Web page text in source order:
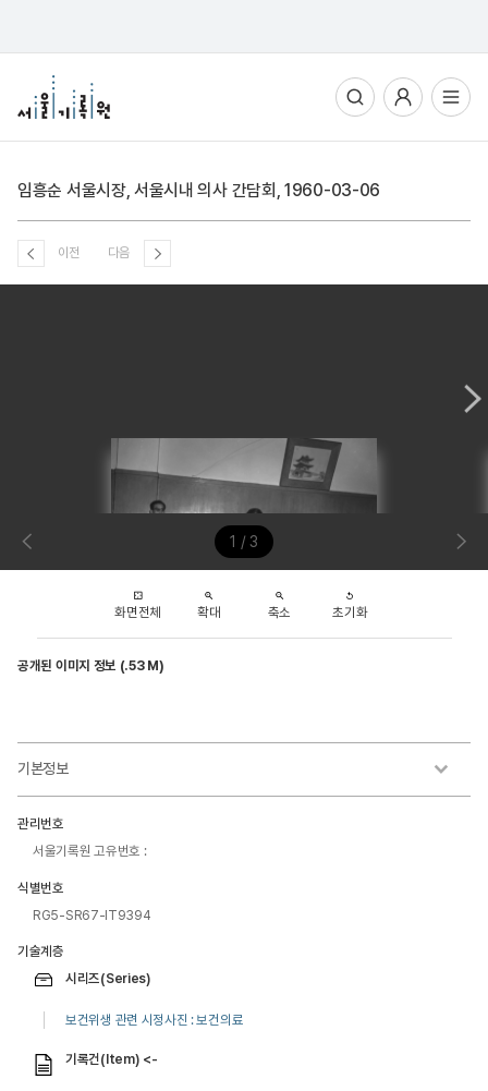
전체메뉴열기
임흥순 서울시장, 서울시내 의사 간담회, 1960-03-06
이전 다음
1 / 3
화면전체 확대 축소 초기화
공개된 이미지 정보 (.53 M)
기본정보
관리번호
서울기록원 고유번호 :
식별번호
RG5-SR67-IT9394
기술계층
시리즈(Series)
보건위생 관련 시정사진 : 보건의료
기록건(Item) <-